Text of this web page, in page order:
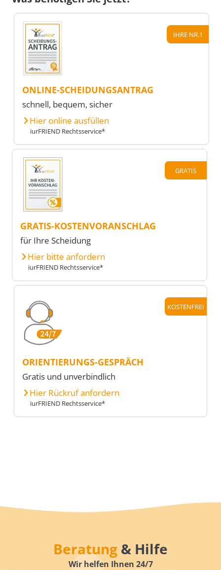
IHRE NR.1
ONLINE-SCHEIDUNGSANTRAG
schnell, bequem, sicher
Hier online ausfüllen
iurFRIEND Rechtsservice*
GRATIS
GRATIS-KOSTENVORANSCHLAG
für Ihre Scheidung
Hier bitte anfordern
iurFRIEND Rechtsservice*
KOSTENFREI
ORIENTIERUNGS-GESPRÄCH
Gratis und unverbindlich
Hier Rückruf anfordern
iurFRIEND Rechtsservice*
Beratung & Hilfe
Wir helfen Ihnen 24/7